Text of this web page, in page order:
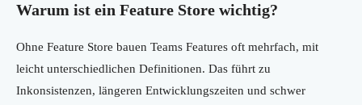
Warum ist ein Feature Store wichtig?
Ohne Feature Store bauen Teams Features oft mehrfach, mit
leicht unterschiedlichen Definitionen. Das führt zu
Inkonsistenzen, längeren Entwicklungszeiten und schwer